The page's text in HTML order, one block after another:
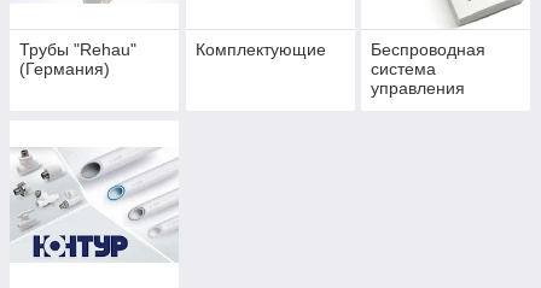
Трубы "Rehau"
(Германия)
Комплектующие
Беспроводная
система
управления